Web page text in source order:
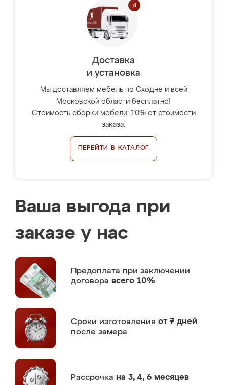
Доставка
и установка
Мы доставляем мебель по Сходне и всей
Московской области бесплатно!
Стоимость сборки мебели: 10% от стоимости
заказа.
ПЕРЕЙТИ В КАТАЛОГ
Ваша выгода при
заказе у нас
Предоплата при заключении
договора всего 10%
Сроки изготовления от 7 дней
после замера
Рассрочка на 3, 4, 6 месяцев